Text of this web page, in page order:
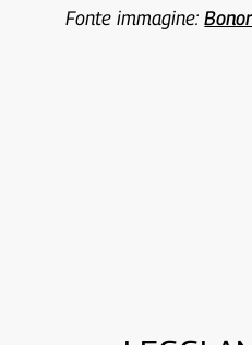
Fonte immagine: